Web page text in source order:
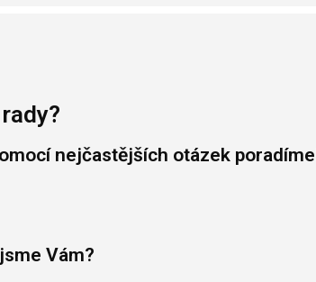
nejčastějších otázek
Vám?